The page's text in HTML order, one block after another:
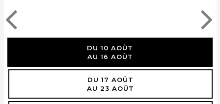
DU 10 AOÛT
AU 16 AOÛT
DU 17 AOÛT
AU 23 AOÛT